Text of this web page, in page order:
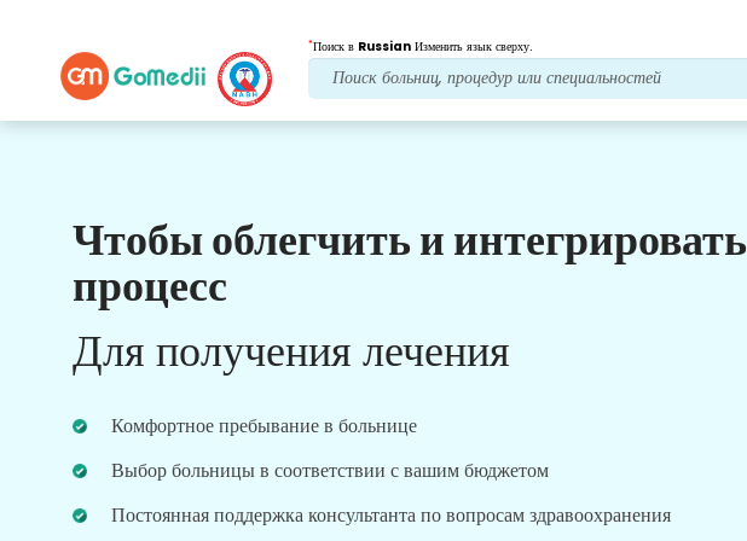
*Поиск в Russian Изменить язык сверху.
Чтобы облегчить и интегрировать
процесс
Для получения лечения
Комфортное пребывание в больнице
Выбор больницы в соответствии с вашим бюджетом
Постоянная поддержка консультанта по вопросам здравоохранения
Наши преимущества
Лечение после
последующий уход
Получите круглосуточную медицинскую
Регулярные обновления о ваших потребностях в